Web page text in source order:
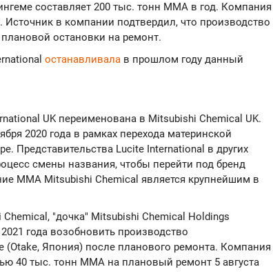
составляет 200 тыс. тонн ММА в год. Компания
Источник в компании подтвердил, что производство
остановки на ремонт.
останавливала в прошлом году данный
UK переименована в Mitsubishi Chemical UK.
2020 года в рамках перехода материнской
Представительства Lucite International в других
смены названия, чтобы перейти под бренд
MMA Mitsubishi Chemical является крупнейшим в
Chemical, "дочка" Mitsubishi Chemical Holdings
года возобновить производство
Япония) после планового ремонта. Компания
40 тыс. тонн ММА на плановый ремонт 5 августа